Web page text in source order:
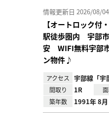
情報更新日 2026/08/
【オートロック付
駅徒歩圏内 宇部
安 WIFI無料宇部
ン物件♪
アクセス 宇部線「宇
間取り 1R
築年数 1991年 8